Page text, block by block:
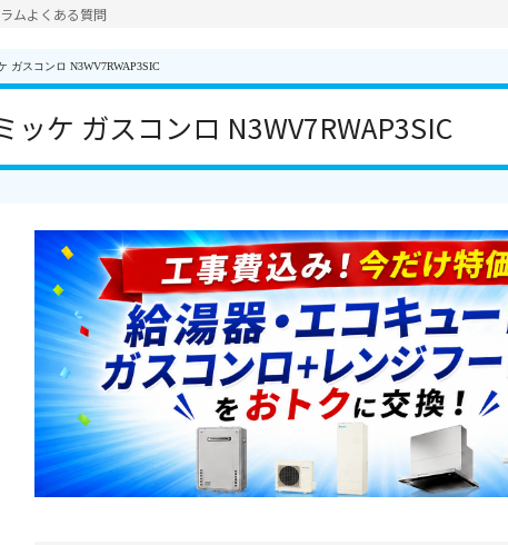
ムよくある質問
ガスコンロ N3WV7RWAP3SIC
ッケ ガスコンロ N3WV7RWAP3SIC